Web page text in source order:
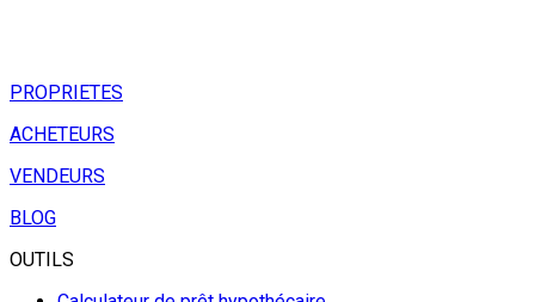
PROPRIETES
ACHETEURS
VENDEURS
BLOG
OUTILS